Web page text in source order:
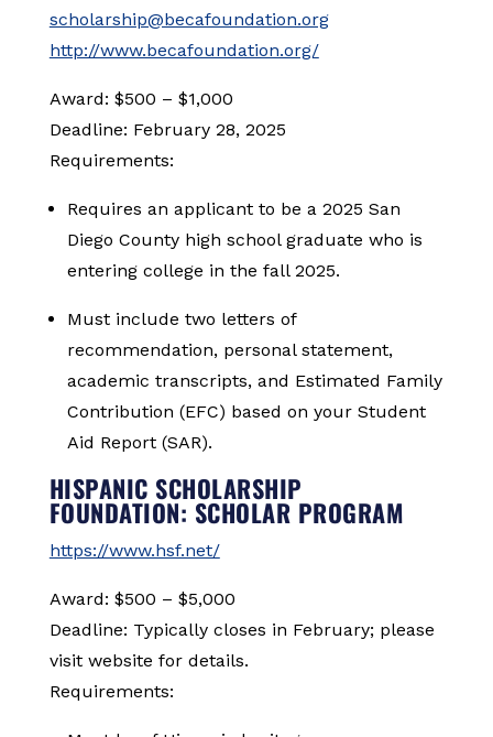
scholarship@becafoundation.org
http://www.becafoundation.org/
Award: $500 – $1,000
Deadline: February 28, 2025
Requirements:
Requires an applicant to be a 2025 San
Diego County high school graduate who is
entering college in the fall 2025.
Must include two letters of
recommendation, personal statement,
academic transcripts, and Estimated Family
Contribution (EFC) based on your Student
Aid Report (SAR).
HISPANIC SCHOLARSHIP
FOUNDATION: SCHOLAR PROGRAM
https://www.hsf.net/
Award: $500 – $5,000
Deadline: Typically closes in February; please
visit website for details.
Requirements: